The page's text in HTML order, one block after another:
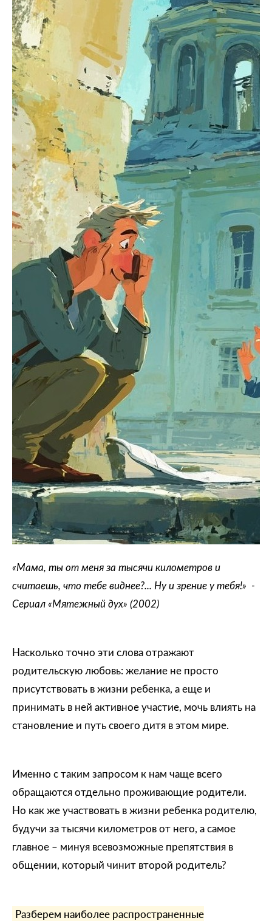
«Мама, ты от меня за тысячи километров и
считаешь, что тебе виднее?... Ну и зрение у тебя!» -
Сериал «Мятежный дух» (2002)
Насколько точно эти слова отражают
родительскую любовь: желание не просто
присутствовать в жизни ребенка, а еще и
принимать в ней активное участие, мочь влиять на
становление и путь своего дитя в этом мире.
Именно с таким запросом к нам чаще всего
обращаются отдельно проживающие родители.
Но как же участвовать в жизни ребенка родителю,
будучи за тысячи километров от него, а самое
главное – минуя всевозможные препятствия в
общении, который чинит второй родитель?
Разберем наиболее распространенные